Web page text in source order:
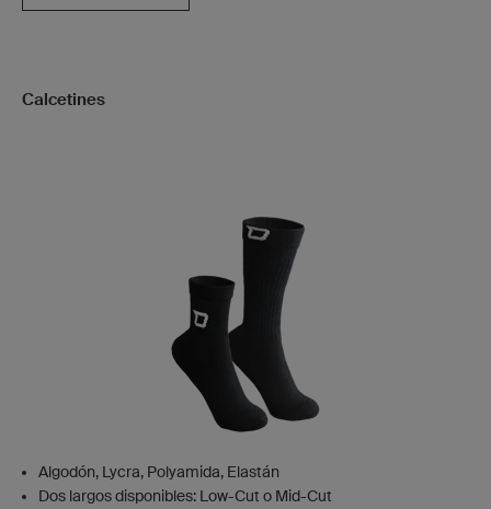
Calcetines
Algodón, Lycra, Polyamida, Elastán
Dos largos disponibles: Low-Cut o Mid-Cut